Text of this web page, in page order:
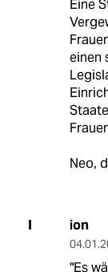
Eine
einen
Neo,
I ion
"Es